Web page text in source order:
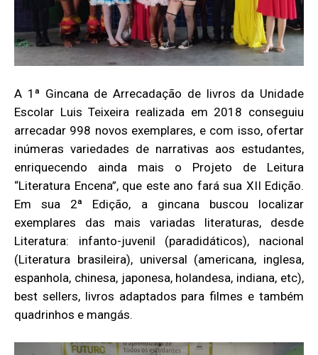
A 1ª Gincana de Arrecadação de livros da Unidade
Escolar Luis Teixeira realizada em 2018 conseguiu
arrecadar 998 novos exemplares, e com isso, ofertar
inúmeras variedades de narrativas aos estudantes,
enriquecendo ainda mais o Projeto de Leitura
“Literatura Encena”, que este ano fará sua XII Edição.
Em sua 2ª Edição, a gincana buscou localizar
exemplares das mais variadas literaturas, desde
Literatura: infanto-juvenil (paradidáticos), nacional
(Literatura brasileira), universal (americana, inglesa,
espanhola, chinesa, japonesa, holandesa, indiana, etc),
best sellers, livros adaptados para filmes e também
quadrinhos e mangás.